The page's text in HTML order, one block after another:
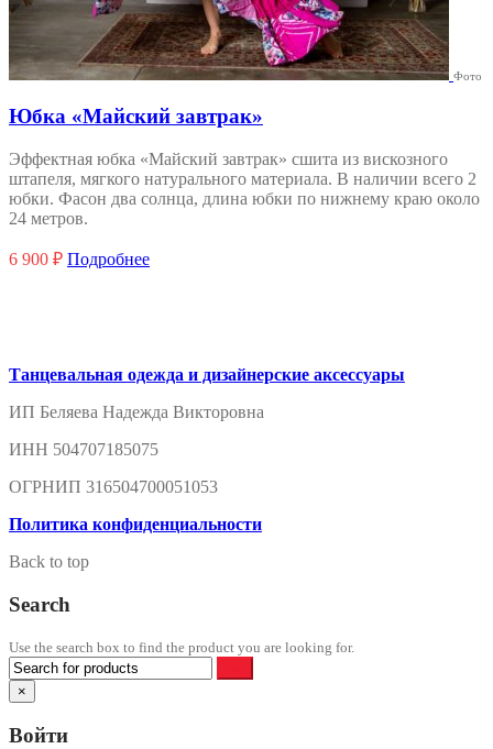
Фото
Юбка «Майский завтрак»
Эффектная юбка «Майский завтрак» сшита из вискозного
штапеля, мягкого натурального материала. В наличии всего 2
юбки. Фасон два солнца, длина юбки по нижнему краю около
24 метров.
6 900 ₽ Подробнее
Танцевальная одежда и дизайнерские аксессуары
ИП Беляева Надежда Викторовна
ИНН 504707185075
ОГРНИП 316504700051053
Политика конфиденциальности
Back to top
Search
Use the search box to find the product you are looking for.
×
Войти